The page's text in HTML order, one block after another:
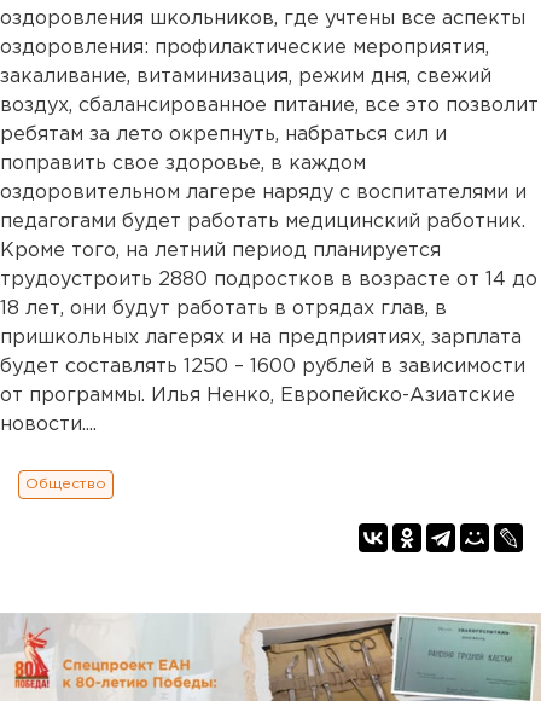
оздоровления школьников, где учтены все аспекты
оздоровления: профилактические мероприятия,
закаливание, витаминизация, режим дня, свежий
воздух, сбалансированное питание, все это позволит
ребятам за лето окрепнуть, набраться сил и
поправить свое здоровье, в каждом
оздоровительном лагере наряду с воспитателями и
педагогами будет работать медицинский работник.
Кроме того, на летний период планируется
трудоустроить 2880 подростков в возрасте от 14 до
18 лет, они будут работать в отрядах глав, в
пришкольных лагерях и на предприятиях, зарплата
будет составлять 1250 – 1600 рублей в зависимости
от программы. Илья Ненко, Европейско-Азиатские
новости....
Общество